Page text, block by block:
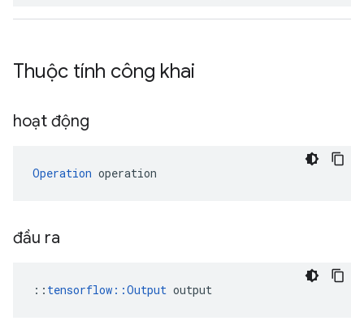
Thuộc tính công khai
hoạt động
Operation operation
đầu ra
:: tensorflow::Output output